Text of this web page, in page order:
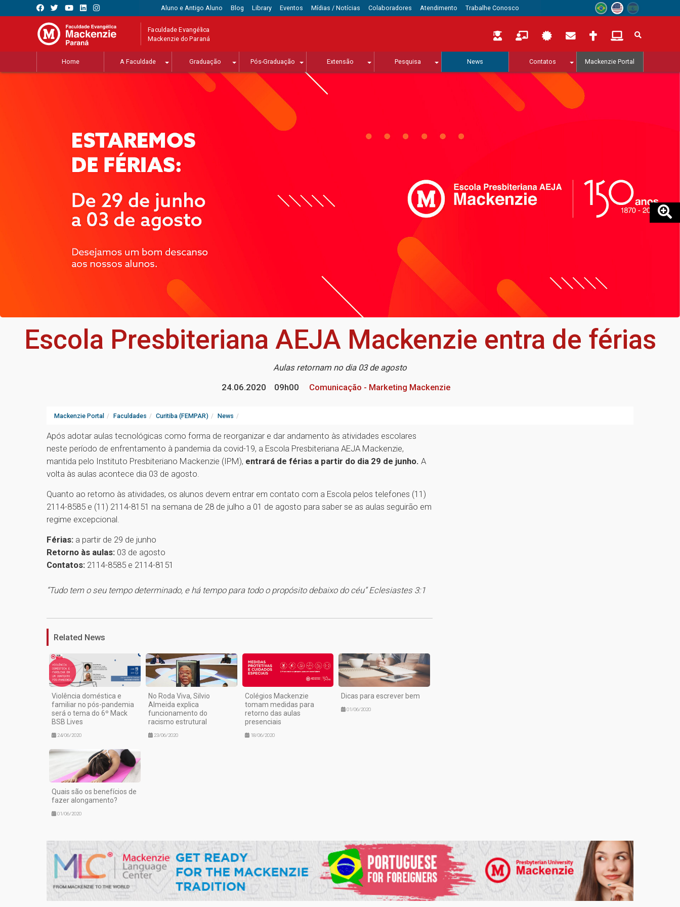
Aluno e Antigo Aluno Blog Library Eventos Mídias / Notícias Colaboradores Atendimento Trabalhe Conosco
Faculdade Evangélica
Mackenzie do Paraná
Home A Faculdade Graduação Pós-Graduação Extensão Pesquisa News Contatos Mackenzie Portal
Escola Presbiteriana AEJA Mackenzie entra de férias
Aulas retornam no dia 03 de agosto
24.06.2020
09h00 Comunicação - Marketing Mackenzie
Mackenzie Portal Faculdades Curitiba (FEMPAR) News
Após adotar aulas tecnológicas como forma de reorganizar e dar andamento às atividades escolares
neste período de enfrentamento à pandemia da covid-19, a Escola Presbiteriana AEJA Mackenzie,
mantida pelo Instituto Presbiteriano Mackenzie (IPM), entrará de férias a partir do dia 29 de junho. A
volta às aulas acontece dia 03 de agosto.
Quanto ao retorno às atividades, os alunos devem entrar em contato com a Escola pelos telefones (11)
2114-8585 e (11) 2114-8151 na semana de 28 de julho a 01 de agosto para saber se as aulas seguirão em
regime excepcional.
Férias: a partir de 29 de junho
Retorno às aulas: 03 de agosto
Contatos: 2114-8585 e 2114-8151
“Tudo tem o seu tempo determinado, e há tempo para todo o propósito debaixo do céu” Eclesiastes 3:1
1
Related News
Violência doméstica e
familiar no pós-pandemia
será o tema do 6º Mack
BSB Lives
24/06/2020
No Roda Viva, Silvio
Almeida explica
funcionamento do
racismo estrutural
23/06/2020
Colégios Mackenzie
tomam medidas para
retorno das aulas
presenciais
18/06/2020
Dicas para escrever bem
01/06/2020
Quais são os benefícios de
fazer alongamento?
01/06/2020